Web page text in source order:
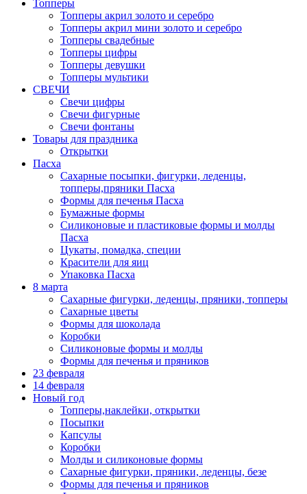
Топперы
Топперы акрил золото и серебро
Топперы акрил мини золото и серебро
Топперы свадебные
Топперы цифры
Топперы девушки
Топперы мультики
СВЕЧИ
Свечи цифры
Свечи фигурные
Свечи фонтаны
Товары для праздника
Открытки
Пасха
Сахарные посыпки, фигурки, леденцы,
топперы,пряники Пасха
Формы для печенья Пасха
Бумажные формы
Силиконовые и пластиковые формы и молды
Пасха
Цукаты, помадка, специи
Красители для яиц
Упаковка Пасха
8 марта
Сахарные фигурки, леденцы, пряники, топперы
Сахарные цветы
Формы для шоколада
Коробки
Силиконовые формы и молды
Формы для печенья и пряников
23 февраля
14 февраля
Новый год
Топперы,наклейки, открытки
Посыпки
Капсулы
Коробки
Молды и силиконовые формы
Сахарные фигурки, пряники, леденцы, безе
Формы для печенья и пряников